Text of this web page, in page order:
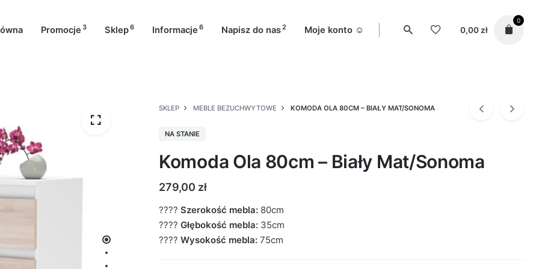
Promocje 3 Sklep6 Informacje 6 Napisz do nas2 Moje konto ☺️ 0,00 zł
0
SKLEP MEBLE BEZUCHWYTOWE KOMODA OLA 80CM – BIAŁY MAT/SONOMA
NA STANIE
Komoda Ola 80cm – Biały Mat/Sonoma
279,00 zł
???? Szerokość mebla: 80cm
???? Głębokość mebla: 35cm
???? Wysokość mebla: 75cm